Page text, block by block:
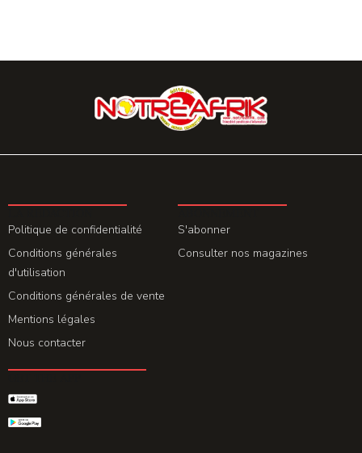
Politique de confidentialité
Conditions générales
d'utilisation
Conditions générales de vente
Mentions légales
Nous contacter
S'abonner
Consulter nos magazines